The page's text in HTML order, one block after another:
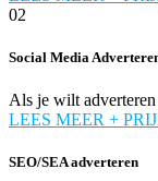
02
Social Media
Als je wilt
LEES MEER +
SEO/SEA adverteren